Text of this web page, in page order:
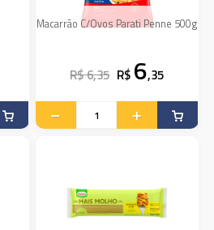
Macarrão C/Ovos Parati Penne 500g
R$ 6,35 R$ 6,35